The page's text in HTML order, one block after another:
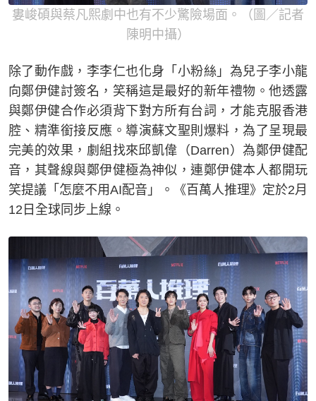
婁峻碩與蔡凡熙劇中也有不少驚險場面。（圖／記者
陳明中攝）
除了動作戲，李李仁也化身「小粉絲」為兒子李小龍
向鄭伊健討簽名，笑稱這是最好的新年禮物。他透露
與鄭伊健合作必須背下對方所有台詞，才能克服香港
腔、精準銜接反應。導演蘇文聖則爆料，為了呈現最
完美的效果，劇組找來邱凱偉（Darren）為鄭伊健配
音，其聲線與鄭伊健極為神似，連鄭伊健本人都開玩
笑提議「怎麼不用AI配音」。《百萬人推理》定於2月
12日全球同步上線。